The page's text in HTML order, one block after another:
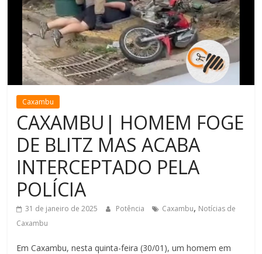
Minas
Caxambu
CAXAMBU| HOMEM FOGE
DE BLITZ MAS ACABA
INTERCEPTADO PELA
POLÍCIA
31 de janeiro de 2025 Potência Caxambu, Notícias de
Caxambu
Em Caxambu, nesta quinta-feira (30/01), um homem em